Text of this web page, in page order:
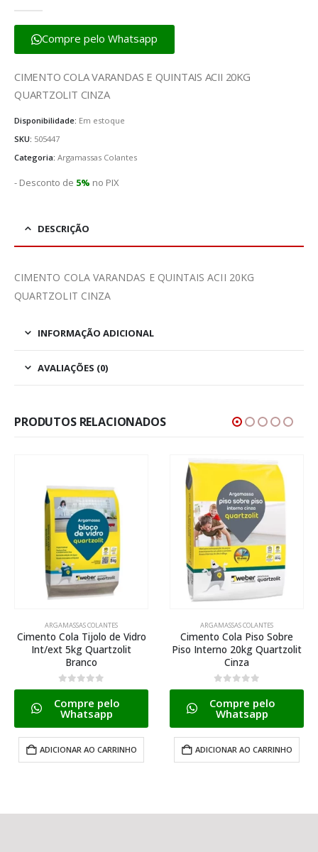
Compre pelo Whatsapp
CIMENTO COLA VARANDAS E QUINTAIS ACII 20KG
QUARTZOLIT CINZA
Disponibilidade: Em estoque
SKU: 505447
Categoria: Argamassas Colantes
- Desconto de 5% no PIX
DESCRIÇÃO
CIMENTO COLA VARANDAS E QUINTAIS ACII 20KG
QUARTZOLIT CINZA
INFORMAÇÃO ADICIONAL
AVALIAÇÕES (0)
PRODUTOS RELACIONADOS
ARGAMASSAS COLANTES
Cimento Cola Tijolo de Vidro
Int/ext 5kg Quartzolit
Branco
0de 5
Compre pelo
Whatsapp
ADICIONAR AO CARRINHO
ARGAMASSAS COLANTES
Cimento Cola Piso Sobre
Piso Interno 20kg Quartzolit
Cinza
0de 5
Compre pelo
Whatsapp
ADICIONAR AO CARRINHO